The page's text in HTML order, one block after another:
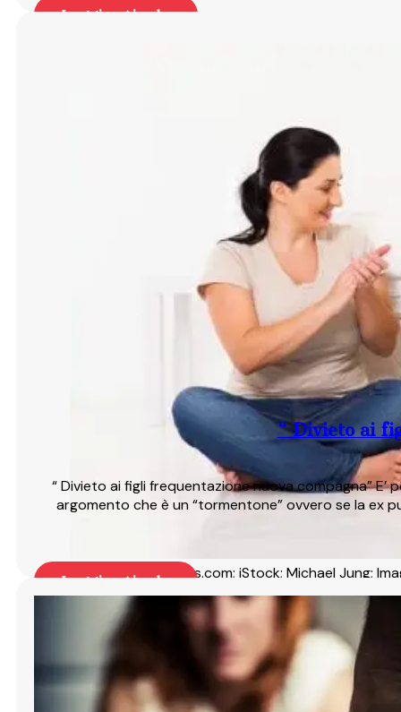
Leggi articolo
©ThinkstockPhotos.com; iStock; Michael Jung;
“ Divieto ai
“ Divieto ai figli frequentazione nuova compagna” E’
argomento che è un “tormentone” ovvero se la ex
Leggi articolo